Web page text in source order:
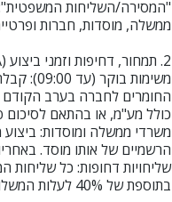
ממשלה, מוסדות, חברות
2. תמחור, דחיפות וזמני ביצוע (SLA)
כולל מע"מ, או בהתאם לסיכום
משרדי ממשלה ומוסדות: ביצוע
הרשמיים של אותו מוסד.
שליחויות דחופות: כל שליחות
בתוספת של 40% לעלות המשלוח הבסיסית.